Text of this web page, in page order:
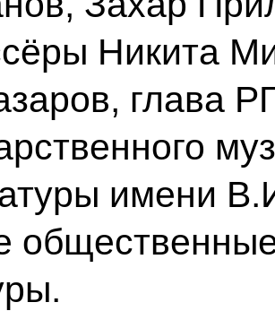
Никита
глава
имени